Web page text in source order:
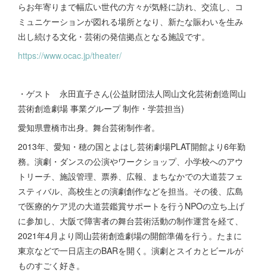
らお年寄りまで幅広い世代の方々が気軽に訪れ、交流し、コ
ミュニケーションが図れる場所となり、新たな賑わいを生み
出し続ける文化・芸術の発信拠点となる施設です。
https://www.ocac.jp/theater/
・ゲスト 永田直子さん(公益財団法人岡山文化芸術創造岡山
芸術創造劇場 事業グループ 制作・学芸担当)
愛知県豊橋市出身。舞台芸術制作者。
2013年、愛知・穂の国とよはし芸術劇場PLAT開館より6年勤
務。演劇・ダンスの公演やワークショップ、小学校へのアウ
トリーチ、施設管理、票券、広報、まちなかでの大道芸フェ
スティバル、高校生との演劇創作などを担当。その後、広島
で医療的ケア児の大道芸鑑賞サポートを行うNPOの立ち上げ
に参加し、大阪で障害者の舞台芸術活動の制作運営を経て、
2021年4月より岡山芸術創造劇場の開館準備を行う。たまに
東京などで一日店主のBARを開く。演劇とスイカとビールが
ものすごく好き。